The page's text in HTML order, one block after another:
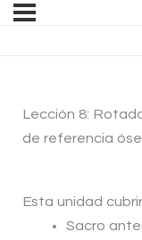
Lección 8:
de referencia
Esta unidad
Sacro